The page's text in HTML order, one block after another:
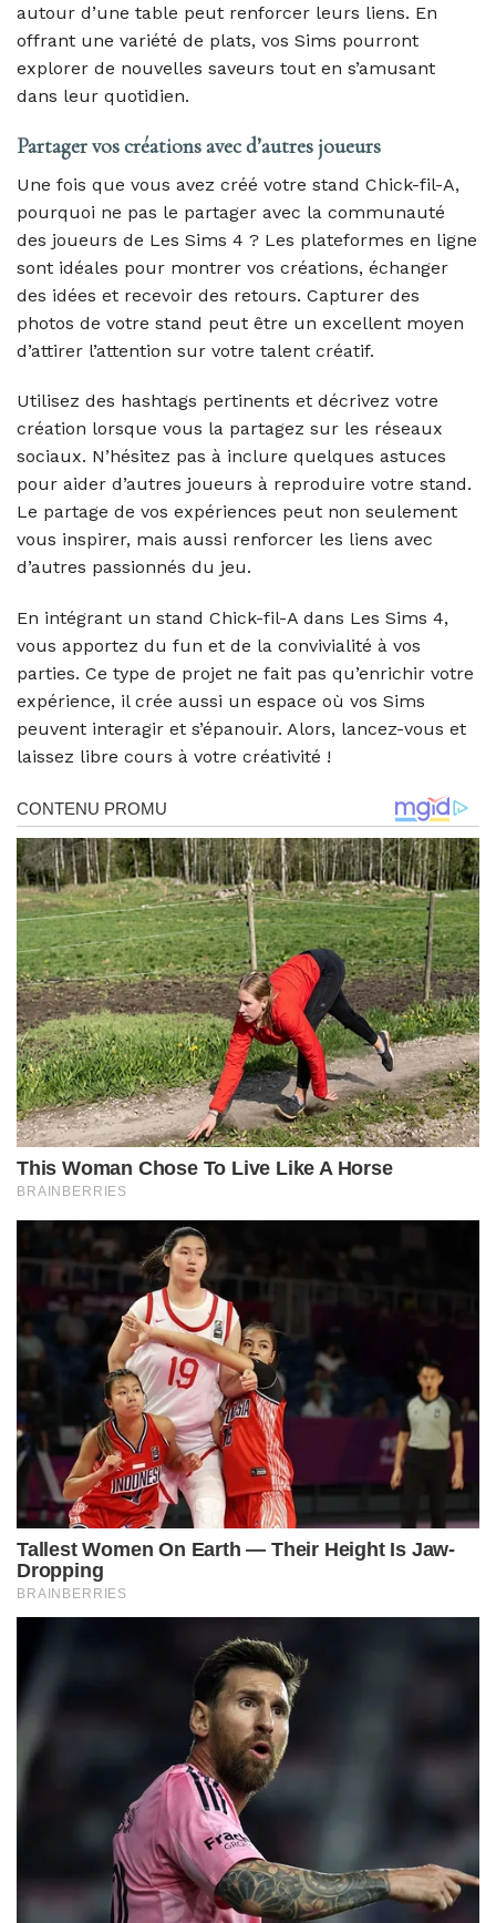
autour d’une table peut renforcer leurs liens. En
offrant une variété de plats, vos Sims pourront
explorer de nouvelles saveurs tout en s’amusant
dans leur quotidien.
Partager vos créations avec d’autres joueurs
Une fois que vous avez créé votre stand Chick-fil-A,
pourquoi ne pas le partager avec la communauté
des joueurs de Les Sims 4 ? Les plateformes en ligne
sont idéales pour montrer vos créations, échanger
des idées et recevoir des retours. Capturer des
photos de votre stand peut être un excellent moyen
d’attirer l’attention sur votre talent créatif.
Utilisez des hashtags pertinents et décrivez votre
création lorsque vous la partagez sur les réseaux
sociaux. N’hésitez pas à inclure quelques astuces
pour aider d’autres joueurs à reproduire votre stand.
Le partage de vos expériences peut non seulement
vous inspirer, mais aussi renforcer les liens avec
d’autres passionnés du jeu.
En intégrant un stand Chick-fil-A dans Les Sims 4,
vous apportez du fun et de la convivialité à vos
parties. Ce type de projet ne fait pas qu’enrichir votre
expérience, il crée aussi un espace où vos Sims
peuvent interagir et s’épanouir. Alors, lancez-vous et
laissez libre cours à votre créativité !